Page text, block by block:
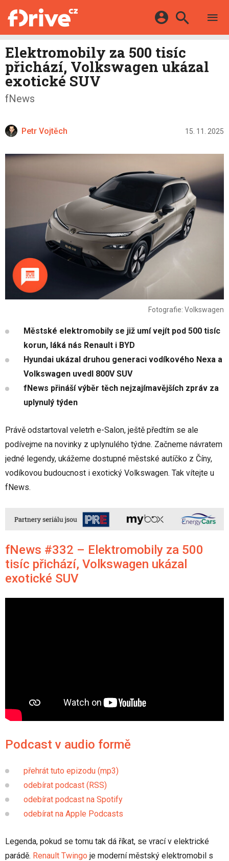
KATALOG
MAPA STANIC
HYBRIDY
E-MOTORSPORT
OSTATNÍ
SERIÁLY
Facebook Google
Elektromobily za 500 tisíc
přichází, Volkswagen ukázal
exotické SUV
fNews
Petr Vojtěch 15. 11. 2025
Fotografie: Volkswagen
Městské elektromobily se již umí vejít pod 500 tisíc
korun, láká nás Renault i BYD
Hyundai ukázal druhou generaci vodíkového Nexa a
Volkswagen uvedl 800V SUV
fNews přináší výběr těch nejzajímavějších zpráv za
uplynulý týden
Právě odstartoval veletrh e-Salon, ještě předtím se ale
podívejme na novinky z uplynulého týdne. Začneme návratem
jedné legendy, ukážeme dostupné městské autíčko z Číny,
vodíkovou budoucnost i exotický Volkswagen. Tak vítejte u
fNews.
fNews #332 – Elektromobily za 500
tisíc přichází, Volkswagen ukázal
exotické SUV
Podcast v audio formě
přehrát tuto epizodu (mp3)
odebírat podcast (RSS)
odebírat podcast na Spotify
odebírat na Apple Podcasts
Legenda, pokud se tomu tak dá říkat, se vrací v elektrické
parádě. Renault Twingo je moderní městský elektromobil s